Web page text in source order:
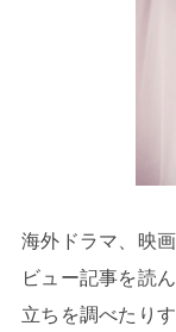
海外ドラマ、映
ビュー記事を読
立ちを調べたり